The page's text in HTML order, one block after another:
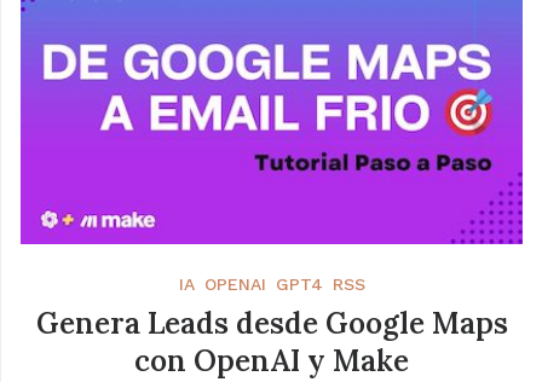
IA OPENAI GPT4 RSS
Genera Leads desde Google Maps
con OpenAI y Make